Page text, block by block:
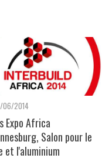
06/2014
Expo Africa
Salon pour le
et l'aluminium